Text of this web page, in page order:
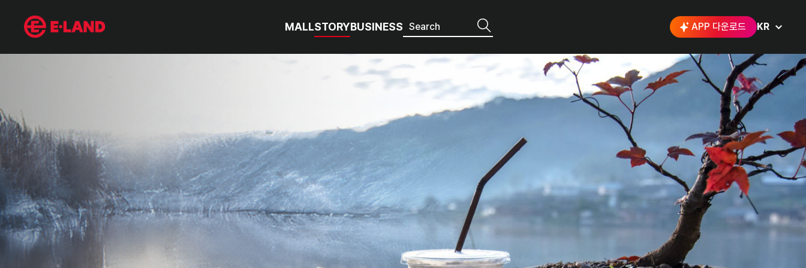
MALLSTORYBUSINESS APP 다운로드 KR
‘빨리빨리’로 이어진 에스프레소와 얼죽아
매거진 상세보기